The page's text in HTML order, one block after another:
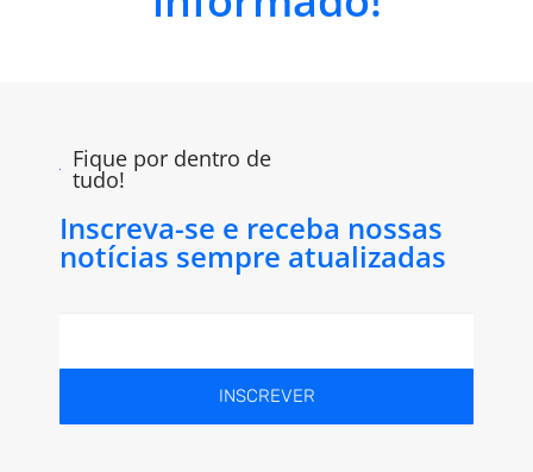
Fique por dentro de
tudo!
Inscreva-se e receba nossas
notícias sempre atualizadas
INSCREVER